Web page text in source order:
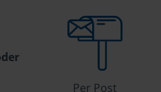
Per Post